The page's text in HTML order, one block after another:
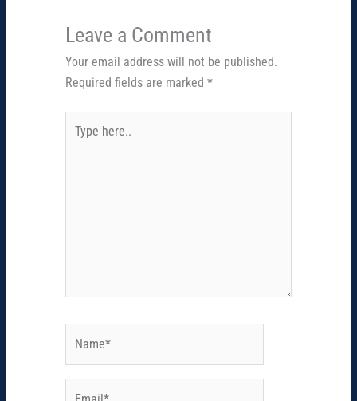
Leave a Comment
Your email address will not be published.
Required fields are marked *
here..